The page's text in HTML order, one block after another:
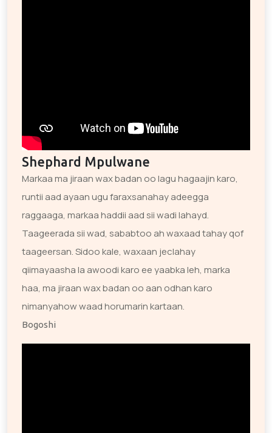
Shephard Mpulwane
Markaa ma jiraan wax badan oo lagu hagaajin karo,
runtii aad ayaan ugu faraxsanahay adeegga
raggaaga, markaa haddii aad sii wadi lahayd.
Taageerada sii wad, sababtoo ah waxaad tahay qof
taageersan. Sidoo kale, waxaan jeclahay
qiimayaasha la awoodi karo ee yaabka leh, marka
haa, ma jiraan wax badan oo aan odhan karo
nimanyahow waad horumarin kartaan.
Bogoshi